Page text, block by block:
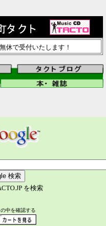
休で受付いたします！
を検索
中を確認する